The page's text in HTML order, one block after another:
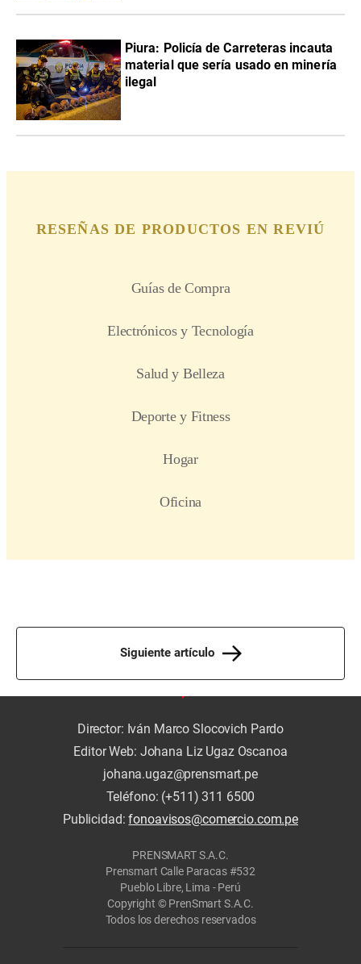
Piura: Policía de Carreteras incauta
material que sería usado en minería
ilegal
Siguiente artículo
Director: Iván Marco Slocovich Pardo
Editor Web: Johana Liz Ugaz Oscanoa
johana.ugaz@prensmart.pe
Teléfono: (+511) 311 6500
Publicidad:fonoavisos@comercio.com.pe
PRENSMART S.A.C.
Prensmart Calle Paracas #532
Pueblo Libre, Lima - Perú
Copyright © PrenSmart S.A.C.
Todos los derechos reservados